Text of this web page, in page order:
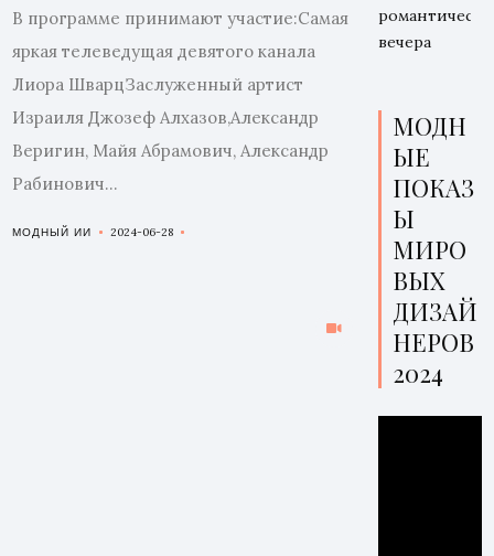
В программе принимают участие:Самая
яркая телеведущая девятого канала
Лиора ШварцЗаслуженный артист
Израиля Джозеф Алхазов,Александр
Веригин, Майя Абрамович, Александр
Рабинович...
МОДНЫЙ ИИ 2024-06-28
вечера
МОДН
ЫЕ
ПОКАЗ
Ы
МИРО
ВЫХ
ДИЗАЙ
НЕРОВ
2024